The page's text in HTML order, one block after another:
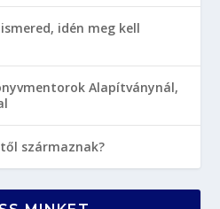
idén meg kell
Alapítványnál,
származnak?